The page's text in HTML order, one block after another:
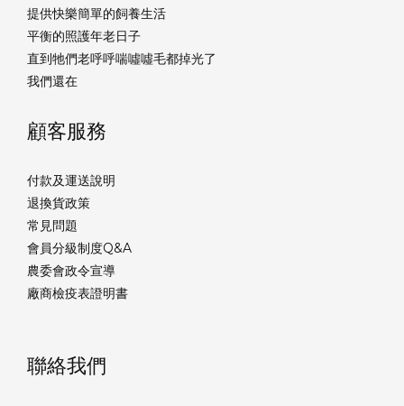
提供快樂簡單的飼養生活
平衡的照護年老日子
直到牠們老呼呼喘噓噓毛都掉光了
我們還在
顧客服務
付款及運送說明
退換貨政策
常見問題
會員分級制度Q&A
農委會政令宣導
廠商檢疫表證明書
聯絡我們